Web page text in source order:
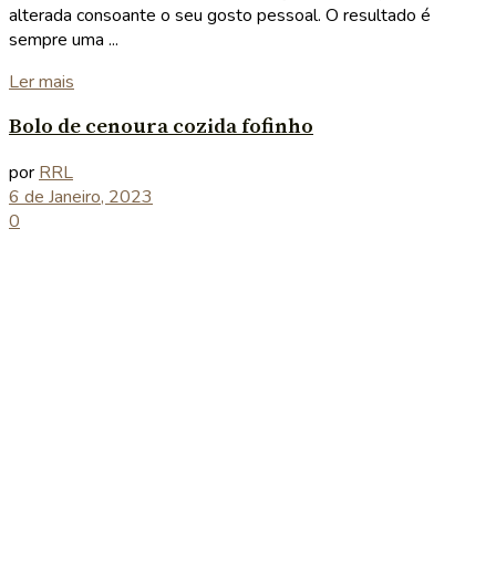
alterada consoante o seu gosto pessoal. O resultado é
sempre uma ...
Ler mais
Bolo de cenoura cozida fofinho
por RRL
6 de Janeiro, 2023
0